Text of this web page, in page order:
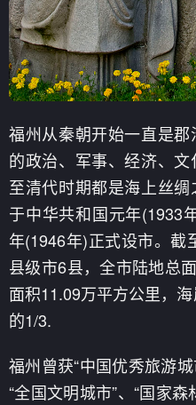
福州从秦朝开始一直是
的政治、军事、经济、
至清代时期都是海上丝
于中华共和国元年(1933
年(1946年)正式设市。截
县级市6县，全市陆地总
面积11.09万平方公里，
的1/3.
福州曾获“中国优秀旅游城
“全国文明城市”、“国家